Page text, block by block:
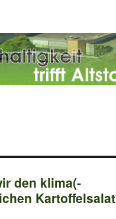
den klima(-
Kartoffelsalat